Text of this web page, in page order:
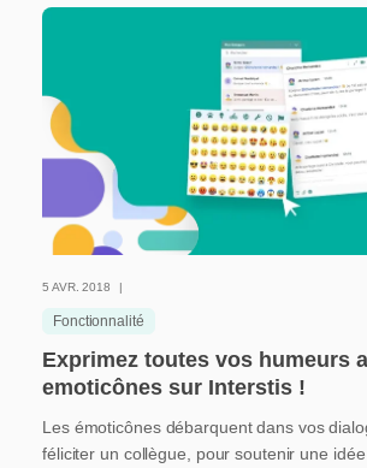
5 AVR. 2018
Fonctionnalité
Exprimez toutes vos humeurs
emoticônes sur Interstis !
Les émoticônes débarquent dans vos
féliciter un collègue, pour soutenir une